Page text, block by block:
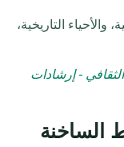
والأحياء التاريخية،
الثقافي - إرشادات